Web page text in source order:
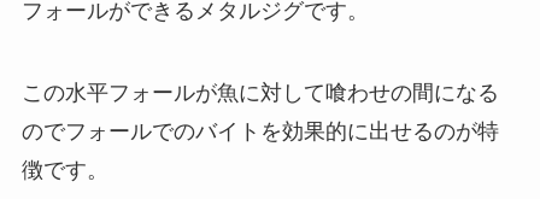
フォールができるメタルジグです。
この水平フォールが魚に対して喰わせの間になる
のでフォールでのバイトを効果的に出せるのが特
徴です。